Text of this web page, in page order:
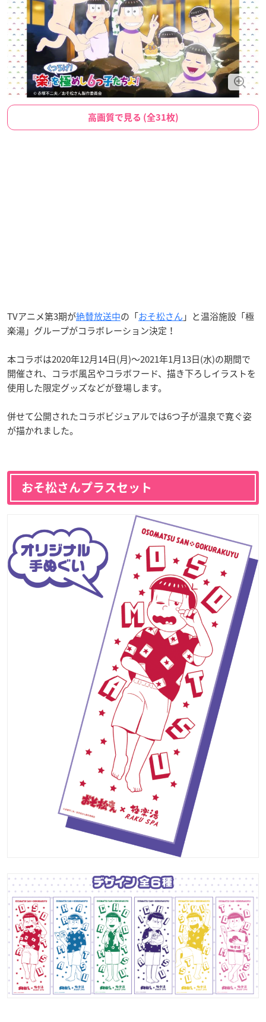
高画質で見る (全31枚)
TVアニメ第3期が絶賛放送中の「おそ松さん 」と温浴施設「極
楽湯」グループがコラボレーション決定！
本コラボは2020年12月14日(月)～2021年1月13日(水)の期間で
開催され、コラボ風呂やコラボフード、描き下ろしイラストを
使用した限定グッズなどが登場します。
併せて公開されたコラボビジュアルでは6つ子が温泉で寛ぐ姿
が描かれました。
おそ松さんプラスセット